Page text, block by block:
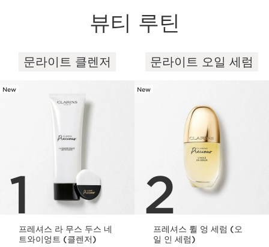
뷰티 루틴
컨텐츠로 이동하기
문라이트 클렌저
1
New
프레셔스 라 무스 두스 네
트와이엉트 (클렌저)
문라이트 오일 세럼
2
New
프레셔스 륄 엉 세럼 (오
일 인 세럼)